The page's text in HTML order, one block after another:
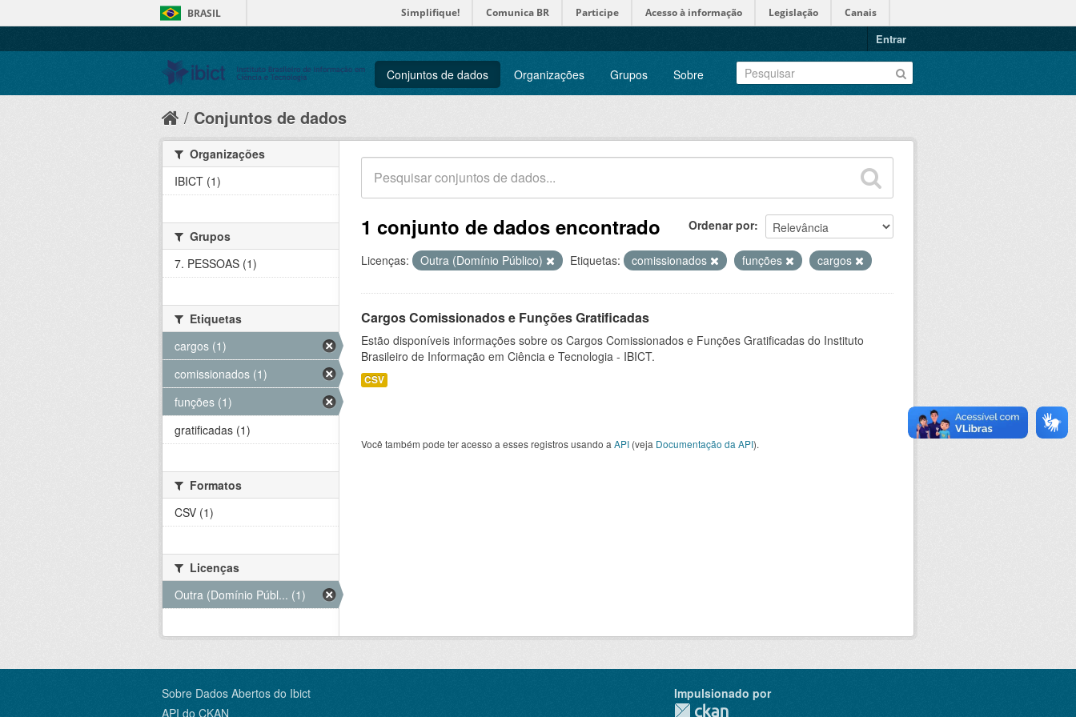
BRASIL Simplifique! Comunica BR Participe Acesso à informação Legislação Canais
Entrar
Conjuntos de dados Organizações Grupos Sobre
Conjuntos de dados
Ordenar por
1 conjunto de dados encontrado
Licenças: Outra (Domínio Público) Etiquetas: comissionados funções cargos
Cargos Comissionados e Funções Gratificadas
Estão disponíveis informações sobre os Cargos Comissionados e Funções Gratificadas do Instituto
Brasileiro de Informação em Ciência e Tecnologia - IBICT.
CSV
Você também pode ter acesso a esses registros usando a API (veja Documentação da API).
Organizações
IBICT (1)
Grupos
7. PESSOAS (1)
Etiquetas
cargos (1)
comissionados (1)
funções (1)
gratificadas (1)
Formatos
CSV (1)
Licenças
Outra (Domínio Públ... (1)
Sobre Dados Abertos do Ibict
API do CKAN
Impulsionado por